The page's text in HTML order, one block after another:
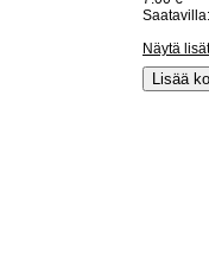
Näytä
Lisää